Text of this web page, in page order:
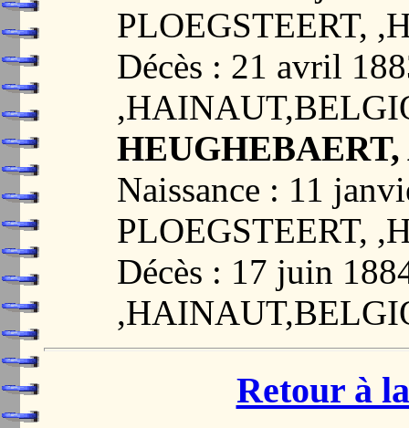
PLOEGSTEERT,
Décès : 21 avril
Naissance : 11
PLOEGSTEERT,
Décès : 17 juin
Retour à